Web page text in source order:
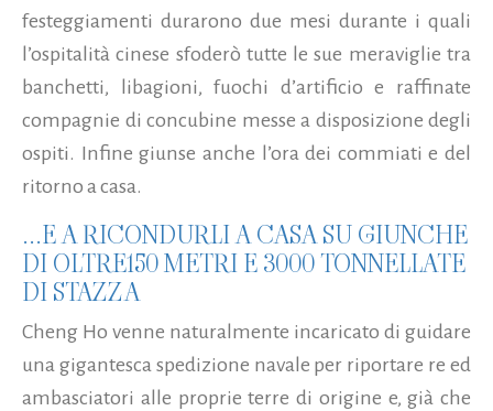
festeggiamenti durarono due mesi durante i quali
l’ospitalità cinese sfoderò tutte le sue meraviglie tra
banchetti, libagioni, fuochi d’artificio e raffinate
compagnie di concubine messe a disposizione degli
ospiti. Infine giunse anche l’ora dei commiati e del
ritorno a casa.
...E A RICONDURLI A CASA SU GIUNCHE
DI OLTRE150 METRI E 3000 TONNELLATE
DI STAZZA
Cheng Ho venne naturalmente incaricato di guidare
una gigantesca spedizione navale per riportare re ed
ambasciatori alle proprie terre di origine e, già che